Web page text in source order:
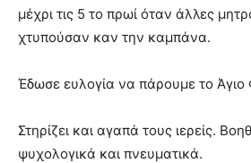
μέχρι τις 5 το πρωί όταν άλλες
χτυπούσαν καν την καμπάνα.
Έδωσε ευλογία να πάρουμε το Άγιο
Στηρίζει και αγαπά τους ιερείς.
ψυχολογικά και πνευματικά.